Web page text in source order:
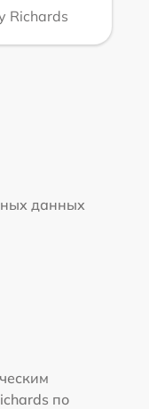
Richards
данных
по